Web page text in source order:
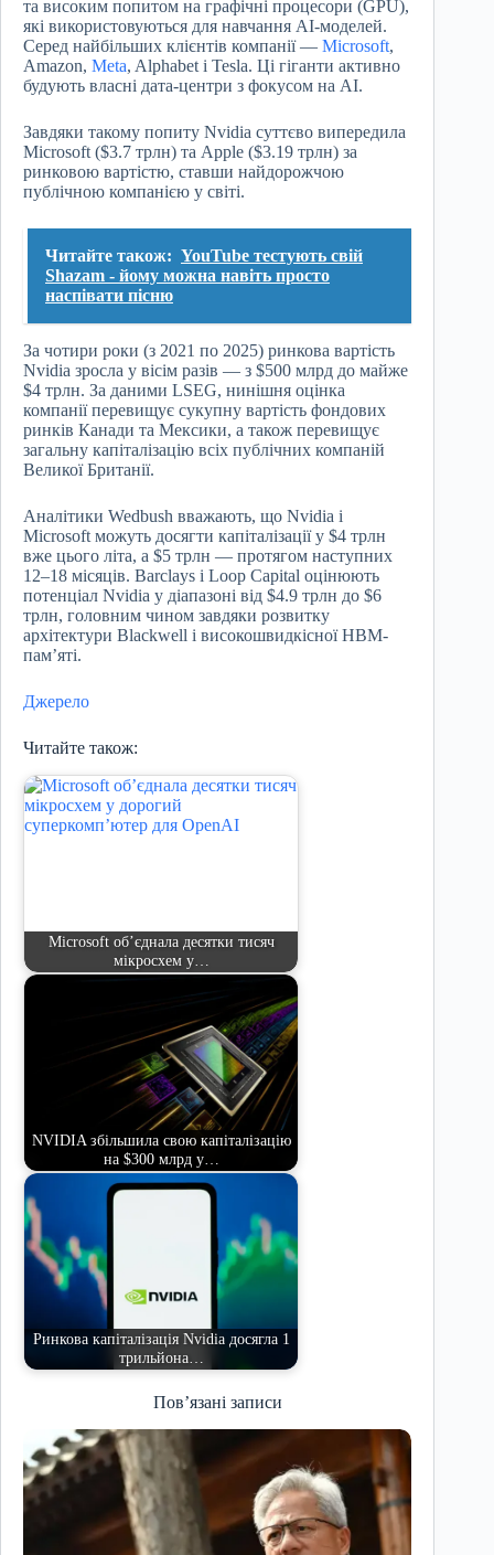
та високим попитом на графічні процесори (GPU),
які використовуються для навчання AI-моделей.
Серед найбільших клієнтів компанії — Microsoft,
Amazon, Meta, Alphabet і Tesla. Ці гіганти активно
будують власні дата-центри з фокусом на AI.
Завдяки такому попиту Nvidia суттєво випередила
Microsoft ($3.7 трлн) та Apple ($3.19 трлн) за
ринковою вартістю, ставши найдорожчою
публічною компанією у світі.
Читайте також: YouTube тестують свій
Shazam - йому можна навіть просто
наспівати пісню
За чотири роки (з 2021 по 2025) ринкова вартість
Nvidia зросла у вісім разів — з $500 млрд до майже
$4 трлн. За даними LSEG, нинішня оцінка
компанії перевищує сукупну вартість фондових
ринків Канади та Мексики, а також перевищує
загальну капіталізацію всіх публічних компаній
Великої Британії.
Аналітики Wedbush вважають, що Nvidia і
Microsoft можуть досягти капіталізації у $4 трлн
вже цього літа, а $5 трлн — протягом наступних
12–18 місяців. Barclays і Loop Capital оцінюють
потенціал Nvidia у діапазоні від $4.9 трлн до $6
трлн, головним чином завдяки розвитку
архітектури Blackwell і високошвидкісної HBM-
пам’яті.
Джерело
Читайте також:
Microsoft об’єднала десятки тисяч
мікросхем у…
NVIDIA збільшила свою капіталізацію
на $300 млрд у…
Ринкова капіталізація Nvidia досягла 1
трильйона…
Пов’язані записи